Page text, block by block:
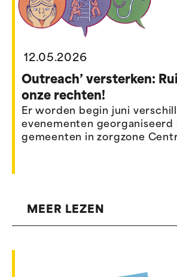
12.05.2026
Outreach’ versterken:
onze rechten!
Er worden begin juni
evenementen georganiseerd
gemeenten in zorgzone
MEER LEZEN